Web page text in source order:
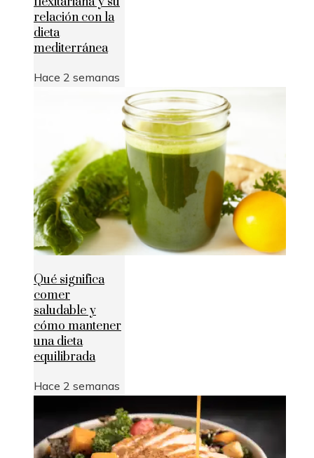
relación con la
dieta
mediterránea
Hace 2 semanas
Qué significa
comer
saludable y
cómo mantener
una dieta
equilibrada
Hace 2 semanas